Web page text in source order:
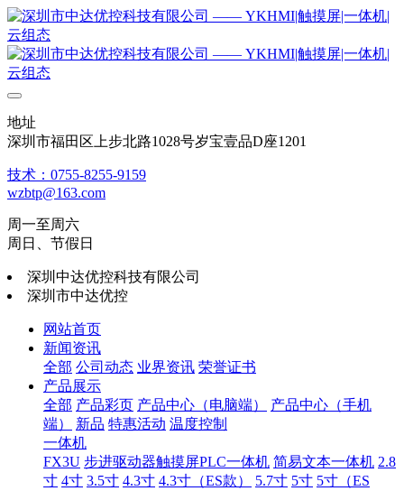
地址
深圳市福田区上步北路1028号岁宝壹品D座1201
技术：0755-8255-9159
wzbtp@163.com
周一至周六
周日、节假日
深圳中达优控科技有限公司
深圳市中达优控
网站首页
新闻资讯
全部 公司动态 业界资讯 荣誉证书
产品展示
全部 产品彩页 产品中心（电脑端）
产品中心（手机
端）
新品 特惠活动 温度控制
一体机
FX3U 步进驱动器触摸屏PLC一体机 简易文本一体机 2.8
寸 4寸 3.5寸 4.3寸 4.3寸（ES款） 5.7寸 5寸 5寸（ES